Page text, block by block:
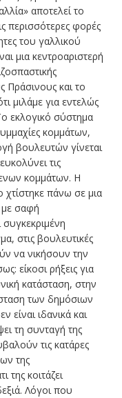
αποτελεί το
περισσότερες φορές
του γαλλικού
μια κεντροαριστερή
Πράσινους και το
μιλάμε για εντελώς
εκλογικό σύστημα
κομμάτων,
βουλευτών γίνεται
τις
κομμάτων. Η
χτίστηκε πάνω σε μια
σαφή
στις βουλευτικές
να νικήσουν την
είκοσι ρήξεις για
κατάσταση, στην
των δημόσιων
είναι ιδανικά και
τη συνταγή της
τις κατάρες
της
της κοιτάζει
Λόγοι που